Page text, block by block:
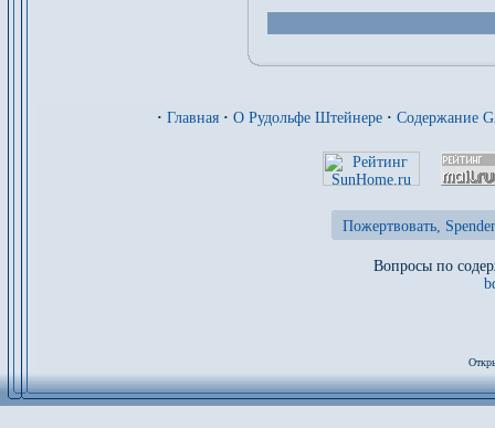
· Главная · О Рудольфе Штейнере · Содержание
Пожертвовать,
Вопросы по